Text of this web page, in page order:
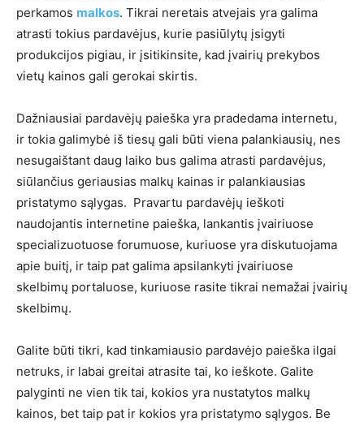
perkamos malkos. Tikrai neretais atvejais yra galima
atrasti tokius pardavėjus, kurie pasiūlytų įsigyti
produkcijos pigiau, ir įsitikinsite, kad įvairių prekybos
vietų kainos gali gerokai skirtis.
Dažniausiai pardavėjų paieška yra pradedama internetu,
ir tokia galimybė iš tiesų gali būti viena palankiausių, nes
nesugaištant daug laiko bus galima atrasti pardavėjus,
siūlančius geriausias malkų kainas ir palankiausias
pristatymo sąlygas. Pravartu pardavėjų ieškoti
naudojantis internetine paieška, lankantis įvairiuose
specializuotuose forumuose, kuriuose yra diskutuojama
apie buitį, ir taip pat galima apsilankyti įvairiuose
skelbimų portaluose, kuriuose rasite tikrai nemažai įvairių
skelbimų.
Galite būti tikri, kad tinkamiausio pardavėjo paieška ilgai
netruks, ir labai greitai atrasite tai, ko ieškote. Galite
palyginti ne vien tik tai, kokios yra nustatytos malkų
kainos, bet taip pat ir kokios yra pristatymo sąlygos. Be